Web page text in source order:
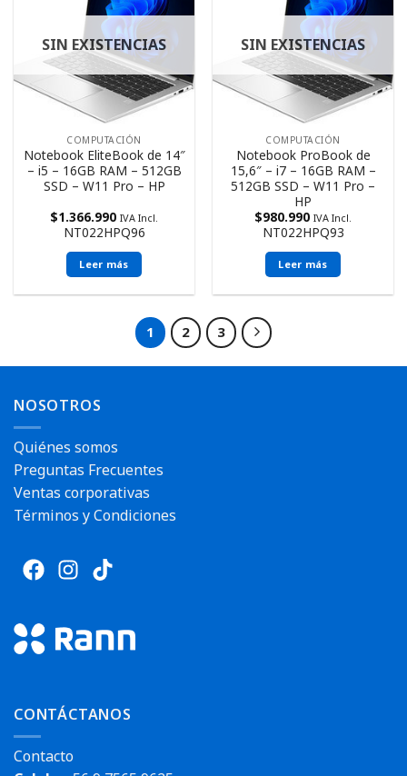
SIN EXISTENCIAS
COMPUTACIÓN
Notebook EliteBook de 14″
– i5 – 16GB RAM – 512GB
SSD – W11 Pro – HP
$1.366.990 IVA Incl.
NT022HPQ96
Leer más
SIN EXISTENCIAS
COMPUTACIÓN
Notebook ProBook de
15,6″ – i7 – 16GB RAM –
512GB SSD – W11 Pro –
HP
$980.990 IVA Incl.
NT022HPQ93
Leer más
1 2 3
NOSOTROS
Quiénes somos
Preguntas Frecuentes
Ventas corporativas
Términos y Condiciones
CONTÁCTANOS
Contacto